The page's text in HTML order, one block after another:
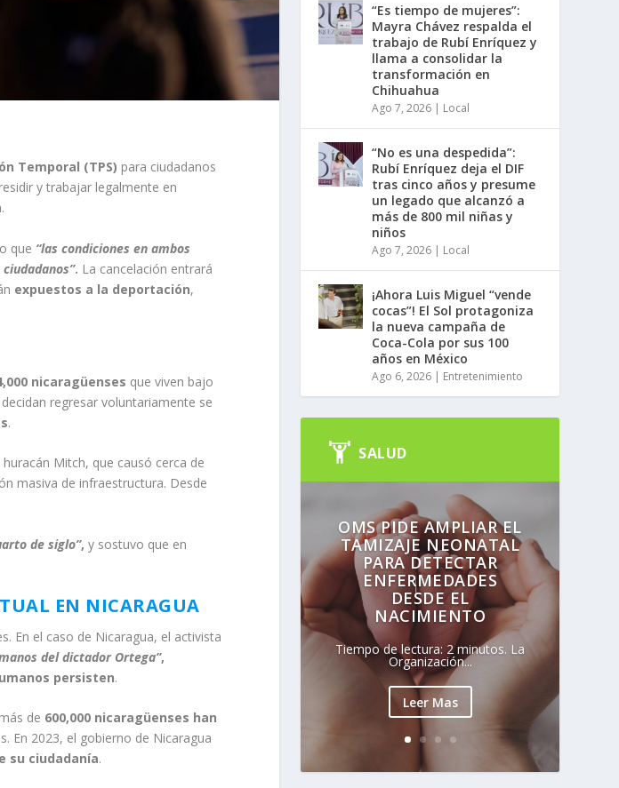
Temporal (TPS) para ciudadanos
y trabajar legalmente en
que “las condiciones en ambos
. La cancelación entrará
expuestos a la deportación,
nicaragüenses que viven bajo
regresar voluntariamente se
.
Mitch, que causó cerca de
masiva de infraestructura. Desde
de siglo”, y sostuvo que en
EN NICARAGUA
En el caso de Nicaragua, el activista
del dictador Ortega”,
persisten.
de 600,000 nicaragüenses han
En 2023, el gobierno de Nicaragua
su ciudadanía.
“Es tiempo de mujeres”:
Mayra Chávez respalda el
trabajo de Rubí Enríquez y
llama a consolidar la
transformación en
Chihuahua
Ago 7, 2026 | Local
“No es una despedida”:
Rubí Enríquez deja el DIF
tras cinco años y presume
un legado que alcanzó a
más de 800 mil niñas y
niños
Ago 7, 2026 | Local
¡Ahora Luis Miguel “vende
cocas”! El Sol protagoniza
la nueva campaña de
Coca-Cola por sus 100
años en México
Ago 6, 2026 | Entretenimiento
SALUD
OMS PIDE AMPLIAR EL
TAMIZAJE NEONATAL
PARA DETECTAR
ENFERMEDADES
DESDE EL
NACIMIENTO
Tiempo de lectura: 2 minutos. La
Organización...
Leer Mas